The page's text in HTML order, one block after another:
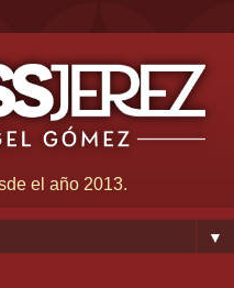
el año 2013.
▼